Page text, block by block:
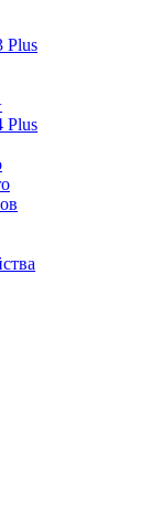
Plus
Plus